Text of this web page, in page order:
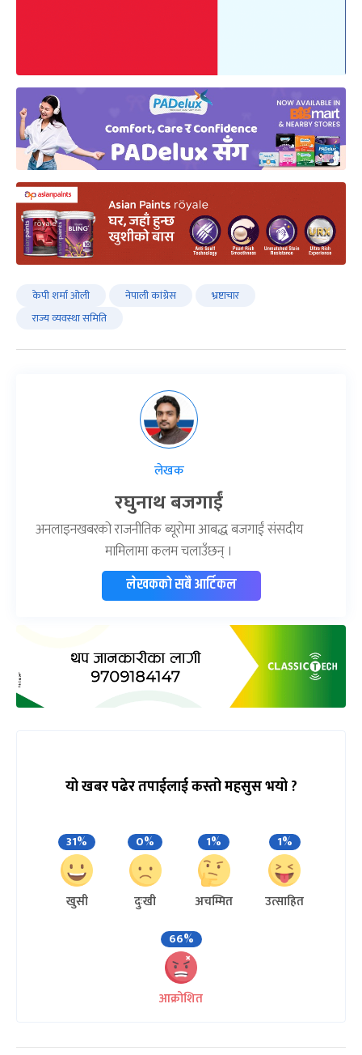
केपी शर्मा ओली नेपाली कांग्रेस
भ्रष्टाचार
राज्य व्यवस्था समिति
लेखक
रघुनाथ बजगाईं
अनलाइनखबरको राजनीतिक ब्यूरोमा आबद्ध बजगाईं संसदीय
मामिलामा कलम चलाउँछन् ।
लेखकको सबै आर्टिकल
यो खबर पढेर तपाईलाई कस्तो महसुस भयो ?
31%
खुसी
0%
दुःखी
1%
अचम्मित
1%
उत्साहित
66%
आक्रोशित